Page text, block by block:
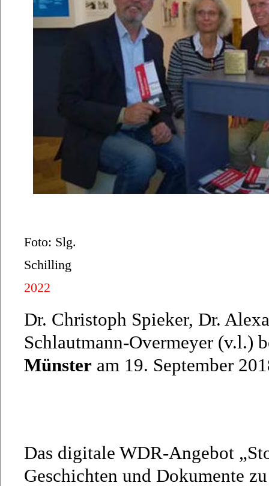
Foto: Slg.
Schilling
2022
Dr. Christoph Spieker, Dr.
Schlautmann-Overmeyer (v.l.)
Münster am 19. September
Das digitale WDR-Angebot
Geschichten und Dokumente